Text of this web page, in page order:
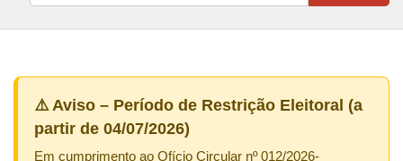
⚠️ Aviso – Período de Restrição Eleitoral (a
partir de 04/07/2026)
Em cumprimento ao Ofício Circular nº 012/2026-